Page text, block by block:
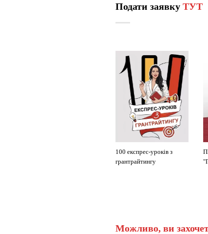
Подати заявку ТУТ
100 експрес-уроків з
грантрайтингу
Можливо, ви